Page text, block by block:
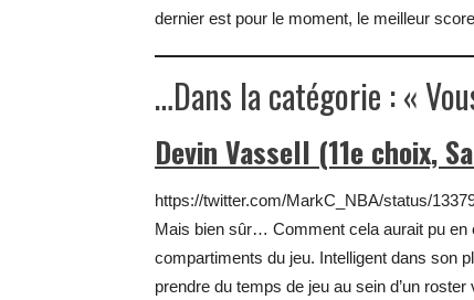
dernier est pour le moment, le meilleur
…Dans la catégorie : «
Devin Vassell (11e choix,
https://twitter.com/MarkC_NBA/status/
Mais bien sûr… Comment cela aurait pu en
compartiments du jeu. Intelligent dans son
prendre du temps de jeu au sein d’un roster